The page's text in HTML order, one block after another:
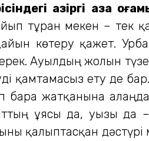
қазіргі қазақ
тұрған мекен – тек
көтеру қажет.
Ауылдың жолын
ету де бар.
жатқанына
ұясы да, уызы
қалыптасқан дәстүрі